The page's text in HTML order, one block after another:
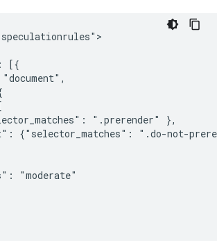
[{
".prerender" },
{"selector_matches": ".do-not-
"moderate"